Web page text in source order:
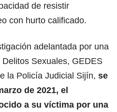
de resistir
con hurto calificado.
adelantada por una
Sexuales, GEDES
la Policía Judicial Sijín, se
de 2021, el
a su víctima por una